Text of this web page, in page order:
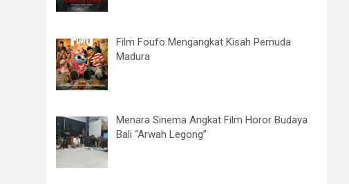
Film Foufo Mengangkat Kisah Pemuda
Madura
Menara Sinema Angkat Film Horor Budaya
Bali “Arwah Legong”